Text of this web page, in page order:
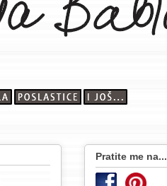
Pratite me na...